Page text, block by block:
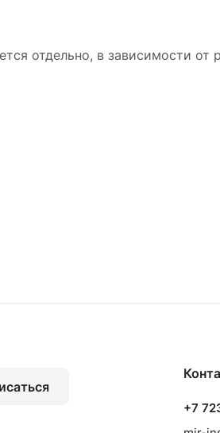
отдельно, в зависимости от
+7